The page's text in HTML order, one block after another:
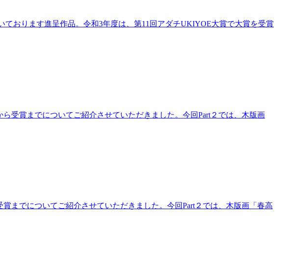
おります進呈作品。令和3年度は、第11回アダチUKIYOE大賞で大賞を受賞
受賞までについてご紹介させていただきました。今回Part２では、木版画
までについてご紹介させていただきました。今回Part２では、木版画「春高